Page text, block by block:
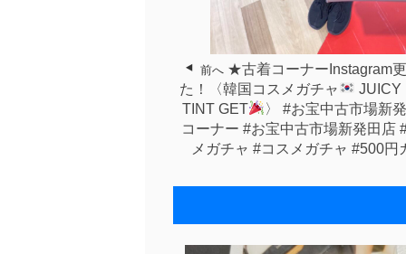
前へ ★古着コーナーInstagram
た！〈韓国コスメガチャ
JUICY
TINT GET
〉 #お宝中古市場新
コーナー #お宝中古市場新発田店
メガチャ #コスメガチャ #500